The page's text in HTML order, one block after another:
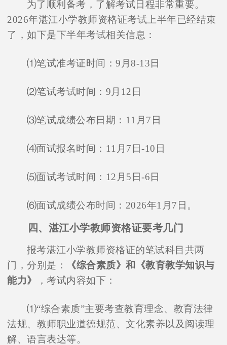
为了顺利备考，了解考试日程非常重要。
2026年湛江小学教师资格证考试上半年已经结束
了，如下是下半年考试相关信息：
⑴笔试准考证时间：9月8-13日
⑵笔试考试时间：9月12日
⑶笔试成绩公布日期：11月7日
⑷面试报名时间：11月7日-10日
⑸面试考试时间：12月5日-6日
⑹面试成绩公布时间：2026年1月7日。
四、湛江小学教师资格证要考几门
报考湛江小学教师资格证的笔试科目共两
门，分别是：
《综合素质》和《教育教学知识与
能力》
，考试内容如下：
⑴“综合素质”主要考查教育理念、教育法律
法规、教师职业道德规范、文化素养以及阅读理
解、语言表达等。